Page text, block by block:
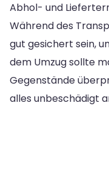
Abhol- und
Während des
gut gesichert sein,
dem Umzug sollte
Gegenstände
alles unbeschädigt